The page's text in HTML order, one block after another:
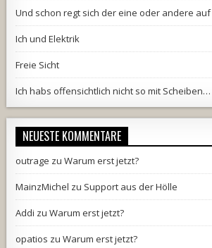
Und schon regt sich der eine oder andere auf
Ich und Elektrik
Freie Sicht
Ich habs offensichtlich nicht so mit Scheiben…
NEUESTE KOMMENTARE
outrage zuWarum erst jetzt?
MainzMichel zu Support aus der Hölle
Addi zuWarum erst jetzt?
opatios zuWarum erst jetzt?